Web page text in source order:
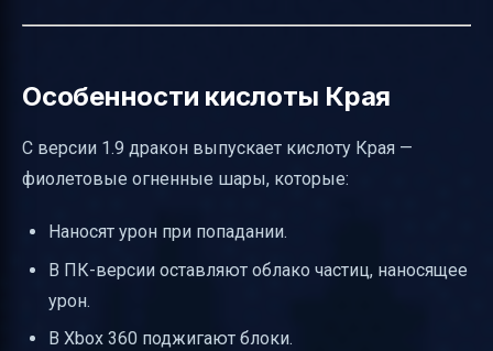
Особенности кислоты Края
С версии 1.9 дракон выпускает кислоту Края —
фиолетовые огненные шары, которые:
Наносят урон при попадании.
В ПК-версии оставляют облако частиц, наносящее
урон.
В Xbox 360 поджигают блоки.